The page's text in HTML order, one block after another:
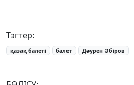
Тэгтер:
қазақ балеті балет Дәурен Әбіров